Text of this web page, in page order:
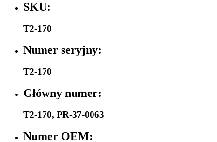
SKU:
T2-170
Numer seryjny:
T2-170
Główny numer:
T2-170, PR-37-0063
Numer OEM: